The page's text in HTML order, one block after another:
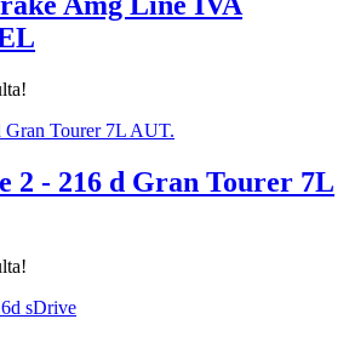
2 - 216 d Gran Tourer 7L